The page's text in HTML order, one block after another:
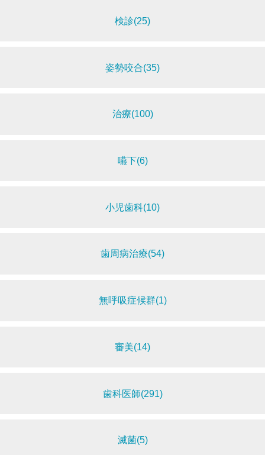
検診(25)
姿勢咬合(35)
治療(100)
嚥下(6)
小児歯科(10)
歯周病治療(54)
無呼吸症候群(1)
審美(14)
歯科医師(291)
滅菌(5)